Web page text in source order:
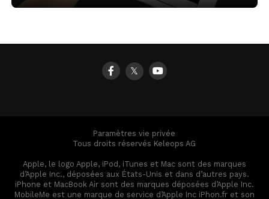
𝕏
Paramètres vie privée
Tous droits réservés Keleops AG
Apple, le logo Apple, iPod, iTunes et Mac sont des marques
d’Apple Inc., déposées aux États-Unis et dans d’autres pays.
iPhone et MacBook Air sont des marques déposées d’Apple Inc.
MobileMe est une marque de service d’Apple Inc iPhon.fr et son